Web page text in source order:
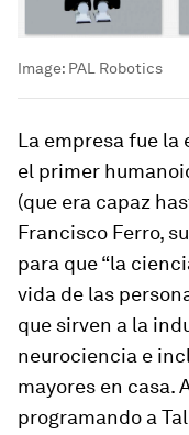
Image: PAL Robotics
La empresa fue la
el primer
(que era capaz
Francisco Ferro,
para que “la
vida de las
que sirven a la
neurociencia e
mayores en casa.
programando a